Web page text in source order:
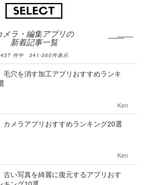
メラ・編集アプリの
新着記事一覧
437 件中 341-360件表示
毛穴を消す加工アプリおすすめランキ
Ken
カメラアプリおすすめランキング20選
Ken
古い写真を綺麗に復元するアプリおす